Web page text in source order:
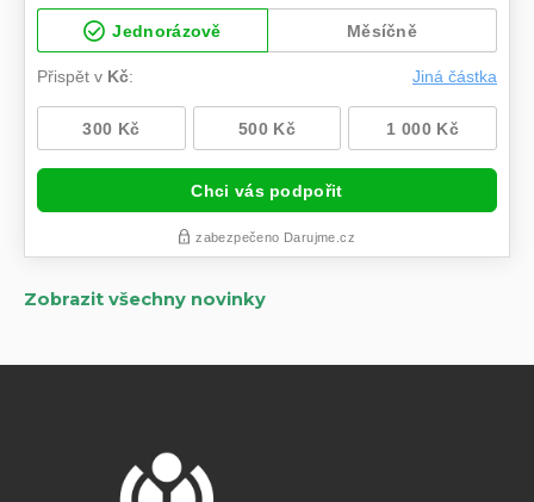
Zobrazit všechny novinky